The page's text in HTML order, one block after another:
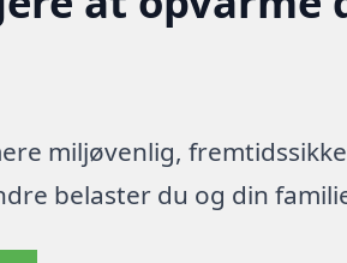
miljøvenlig,
belaster du og din